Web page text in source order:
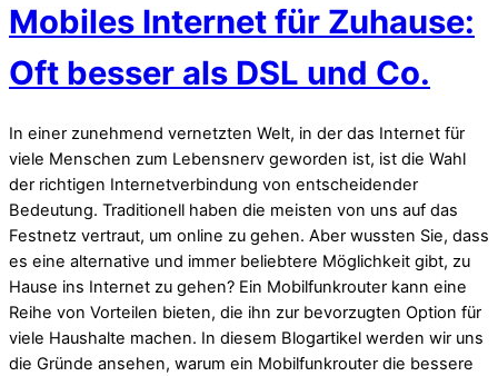
Mobiles Internet für Zuhause:
Oft besser als DSL und Co.
In einer zunehmend vernetzten Welt, in der das Internet für
viele Menschen zum Lebensnerv geworden ist, ist die Wahl
der richtigen Internetverbindung von entscheidender
Bedeutung. Traditionell haben die meisten von uns auf das
Festnetz vertraut, um online zu gehen. Aber wussten Sie, dass
es eine alternative und immer beliebtere Möglichkeit gibt, zu
Hause ins Internet zu gehen? Ein Mobilfunkrouter kann eine
Reihe von Vorteilen bieten, die ihn zur bevorzugten Option für
viele Haushalte machen. In diesem Blogartikel werden wir uns
die Gründe ansehen, warum ein Mobilfunkrouter die bessere